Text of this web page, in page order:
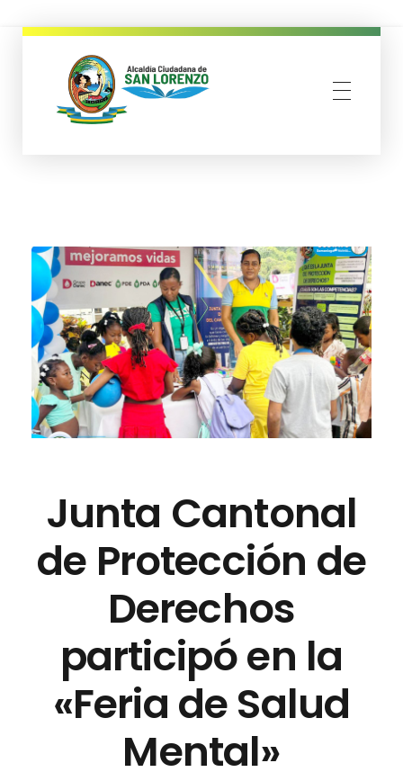
Junta Cantonal
de Protección de
Derechos
participó en la
«Feria de Salud
Mental»